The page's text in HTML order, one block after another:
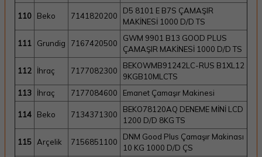
110 Beko 7141820200
D5 8101 E B7S ÇAMAŞIR
MAKİNESİ 1000 D/D TS
111 Grundig 7167420500
GWM 9901 B13 GOOD PLUS
ÇAMAŞIR MAKİNESİ 1000 D/D TS
112 İhraç 7177082300
BEKOWMB91242LC-RUS B1XL12
9KGB10MLCTS
113
İhraç 7177084600 Emanet Çamaşır Makinesi
114 Beko 7134371300
BEKO78120AQ DENEME MİNİ LCD
1200 D/D 8KG TS
115 Arçelik 7156851100
DNM Good Plus Çamaşır Makinası
10 KG 1000 D/D ÇS